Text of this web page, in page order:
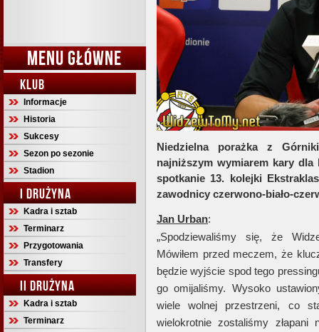
MENU GŁÓWNE
KLUB
Informacje
Historia
Sukcesy
Sezon po sezonie
Stadion
I DRUŻYNA
Kadra i sztab
Terminarz
Przygotowania
Transfery
II DRUŻYNA
Kadra i sztab
Terminarz
Niedzielna porażka z
najniższym wymiarem kary
spotkanie 13. kolejki
zawodnicy czerwono-biało-
Jan Urban:
„Spodziewaliśmy się, że
Mówiłem przed meczem, że
będzie wyjście spod tego
go omijaliśmy. Wysoko
wiele wolnej przestrzeni, co
wielokrotnie zostaliśmy